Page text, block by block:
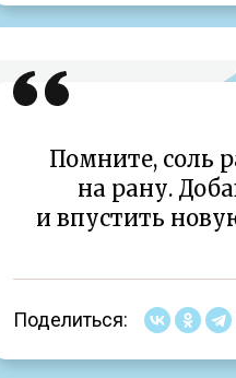
Помните, соль
на рану.
и впустить
Поделиться: